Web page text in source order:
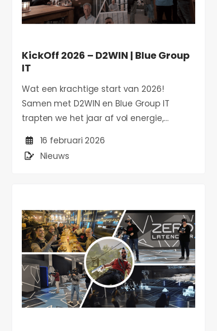
KickOff 2026 – D2WIN | Blue Group
IT
Wat een krachtige start van 2026!
Samen met D2WIN en Blue Group IT
trapten we het jaar af vol energie,
16 februari 2026
Nieuws